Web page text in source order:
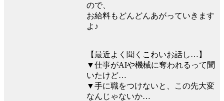
ので、
お給料もどんどんあがっていきます
よ♪
【最近よく聞くこわいお話し…】
▼仕事がAIや機械に奪われるって聞
いたけど…
▼手に職をつけないと、この先大変
なんじゃないか…